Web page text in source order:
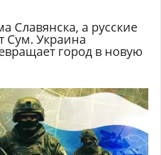
Славянска, а русские
Сум. Украина
город в новую